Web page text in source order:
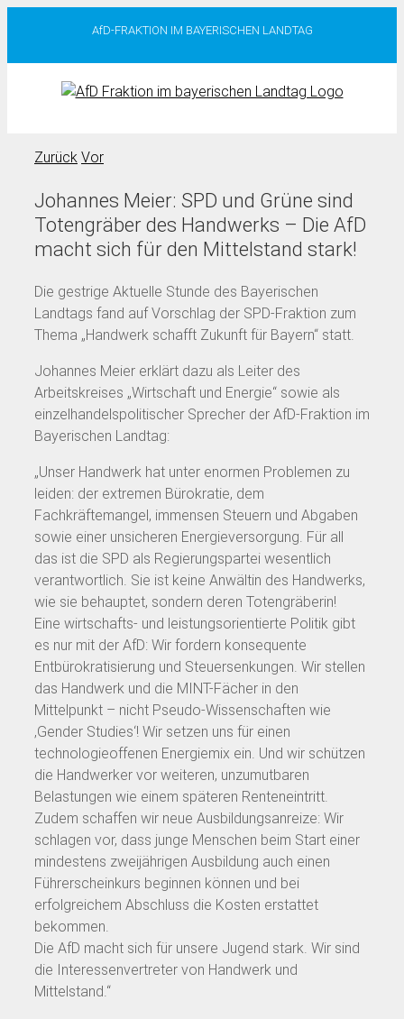
springen
AfD-FRAKTION IM BAYERISCHEN LANDTAG
Zurück Vor
Johannes Meier: SPD und Grüne sind
Totengräber des Handwerks – Die AfD
macht sich für den Mittelstand stark!
Die gestrige Aktuelle Stunde des Bayerischen
Landtags fand auf Vorschlag der SPD-Fraktion zum
Thema „Handwerk schafft Zukunft für Bayern“ statt.
Johannes Meier erklärt dazu als Leiter des
Arbeitskreises „Wirtschaft und Energie“ sowie als
einzelhandelspolitischer Sprecher der AfD-Fraktion im
Bayerischen Landtag:
„Unser Handwerk hat unter enormen Problemen zu
leiden: der extremen Bürokratie, dem
Fachkräftemangel, immensen Steuern und Abgaben
sowie einer unsicheren Energieversorgung. Für all
das ist die SPD als Regierungspartei wesentlich
verantwortlich. Sie ist keine Anwältin des Handwerks,
wie sie behauptet, sondern deren Totengräberin!
Eine wirtschafts- und leistungsorientierte Politik gibt
es nur mit der AfD: Wir fordern konsequente
Entbürokratisierung und Steuersenkungen. Wir stellen
das Handwerk und die MINT-Fächer in den
Mittelpunkt – nicht Pseudo-Wissenschaften wie
‚Gender Studies‘! Wir setzen uns für einen
technologieoffenen Energiemix ein. Und wir schützen
die Handwerker vor weiteren, unzumutbaren
Belastungen wie einem späteren Renteneintritt.
Zudem schaffen wir neue Ausbildungsanreize: Wir
schlagen vor, dass junge Menschen beim Start einer
mindestens zweijährigen Ausbildung auch einen
Führerscheinkurs beginnen können und bei
erfolgreichem Abschluss die Kosten erstattet
bekommen.
Die AfD macht sich für unsere Jugend stark. Wir sind
die Interessenvertreter von Handwerk und
Mittelstand.“